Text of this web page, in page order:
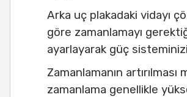
Arka uç plakadaki vidayı
göre zamanlamayı
ayarlayarak güç
Zamanlamanın
zamanlama genellikle